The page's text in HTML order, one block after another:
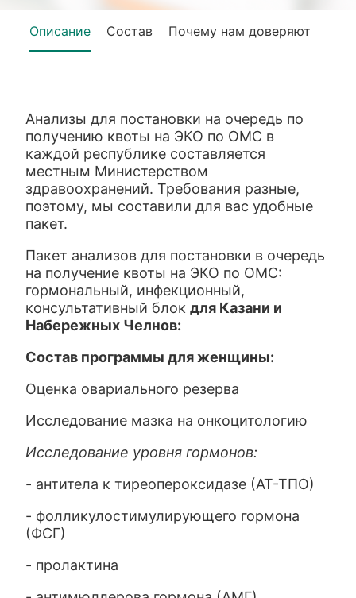
Описание Состав Почему нам доверяют
Анализы для постановки на очередь по
получению квоты на ЭКО по ОМС в
каждой республике составляется
местным Министерством
здравоохранений. Требования разные,
поэтому, мы составили для вас удобные
пакет.
Пакет анализов для постановки в очередь
на получение квоты на ЭКО по ОМС:
гормональный, инфекционный,
консультативный блокдля Казани и
Набережных Челнов:
Состав программы для женщины:
Оценка овариального резерва
Исследование мазка на онкоцитологию
Исследование уровня гормонов:
- антитела к тиреопероксидазе (АТ-ТПО)
- фолликулостимулирующего гормона
(ФСГ)
- пролактина